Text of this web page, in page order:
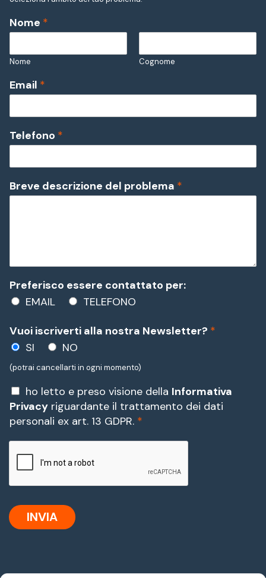
Nome *
Nome Cognome
Email *
Telefono *
Breve descrizione del problema *
Preferisco essere contattato per:
EMAIL
TELEFONO
Vuoi iscriverti alla nostra Newsletter? *
SI
NO
(potrai cancellarti in ogni momento)
P
r
i
v
a
*
ho letto e preso visione della Informativa
Privacy riguardante il trattamento dei dati
personali ex art. 13 GDPR. *
INVIA